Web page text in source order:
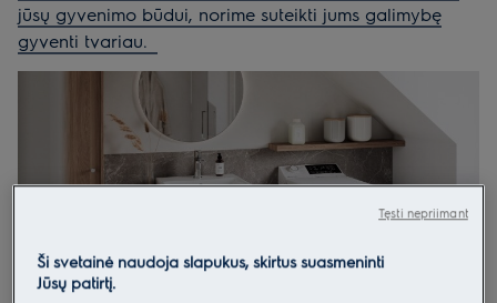
jūsų gyvenimo būdui, norime suteikti jums galimybę
gyventi tvariau.
Ši svetainė naudoja slapukus, skirtus suasmeninti
Jūsų patirtį.
Tęsti nepriimant